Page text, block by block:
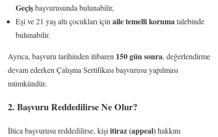
Geçişbaşvurusunda bulunabilir,
Eşi ve 21 yaş altı çocukları için aile temelli koruma talebinde
bulunabilir.
Ayrıca, başvuru tarihinden itibaren 150 gün sonra, değerlendirme
devam ederken Çalışma Sertifikası başvurusu yapılması
mümkündür.
2. Başvuru Reddedilirse Ne Olur?
İltica başvurusu reddedilirse, kişi itiraz (appeal)hakkını